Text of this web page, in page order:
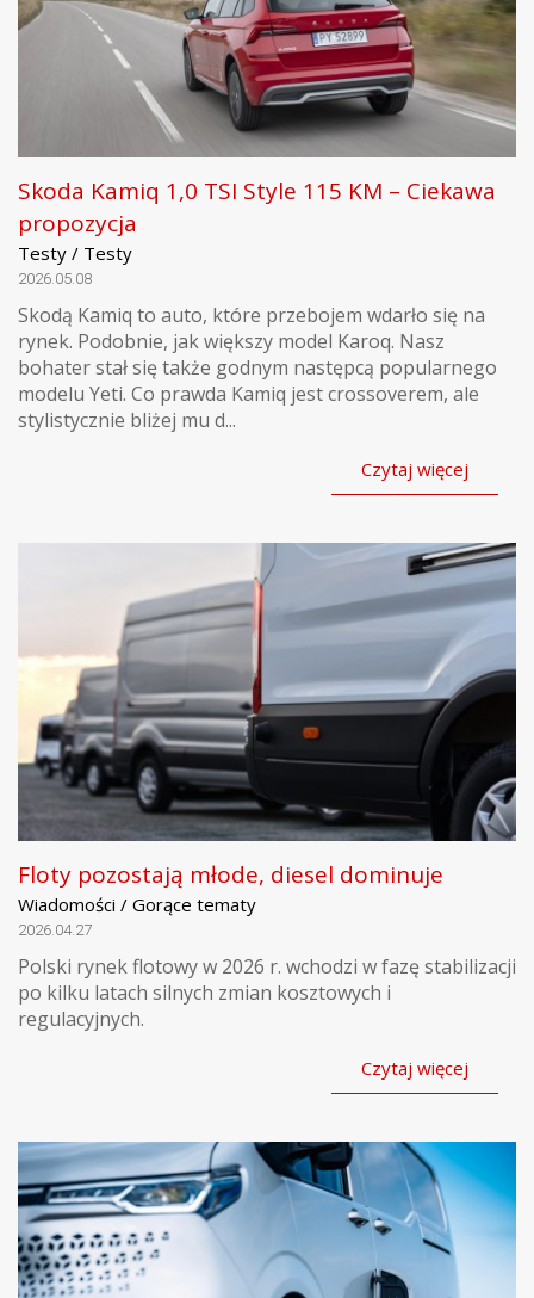
Skoda Kamiq 1,0 TSI Style 115 KM – Ciekawa
propozycja
Testy / Testy
2026.05.08
Skodą Kamiq to auto, które przebojem wdarło się na
rynek. Podobnie, jak większy model Karoq. Nasz
bohater stał się także godnym następcą popularnego
modelu Yeti. Co prawda Kamiq jest crossoverem, ale
stylistycznie bliżej mu d...
Czytaj więcej
Floty pozostają młode, diesel dominuje
Wiadomości / Gorące tematy
2026.04.27
Polski rynek flotowy w 2026 r. wchodzi w fazę stabilizacji
po kilku latach silnych zmian kosztowych i
regulacyjnych.
Czytaj więcej